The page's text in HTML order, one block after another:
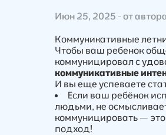
Июн 25, 2025 - от
Коммуникативные
Чтобы ваш ребенок
коммуницировал с
коммуникативные
И вы еще успеваете
Если ваш ребёнок
людьми, не
коммуницировать —
подход!